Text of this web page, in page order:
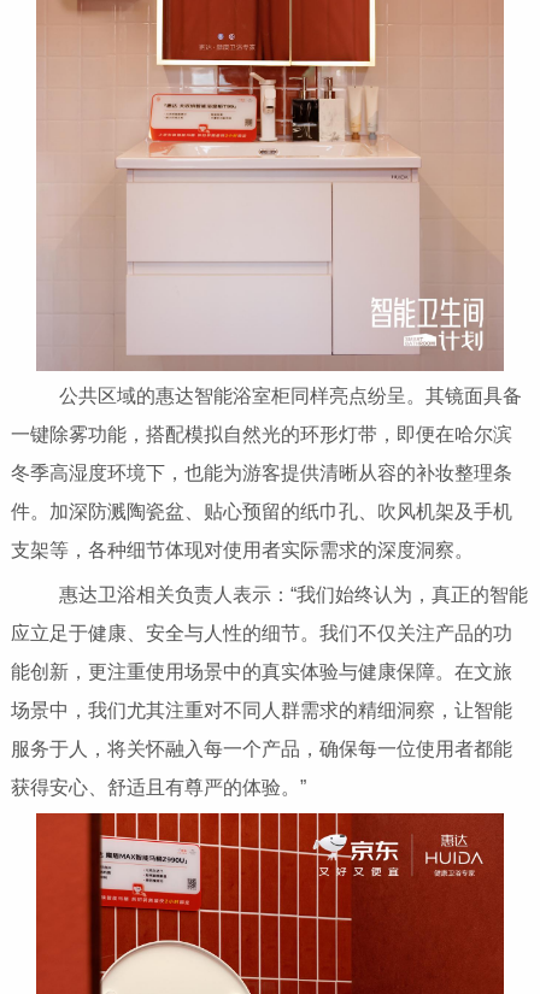
公共区域的惠达智能浴室柜同样亮点纷呈。其镜面具备
一键除雾功能，搭配模拟自然光的环形灯带，即便在哈尔滨
冬季高湿度环境下，也能为游客提供清晰从容的补妆整理条
件。加深防溅陶瓷盆、贴心预留的纸巾孔、吹风机架及手机
支架等，各种细节体现对使用者实际需求的深度洞察。
惠达卫浴相关负责人表示：“我们始终认为，真正的智能
应立足于健康、安全与人性的细节。我们不仅关注产品的功
能创新，更注重使用场景中的真实体验与健康保障。在文旅
场景中，我们尤其注重对不同人群需求的精细洞察，让智能
服务于人，将关怀融入每一个产品，确保每一位使用者都能
获得安心、舒适且有尊严的体验。”